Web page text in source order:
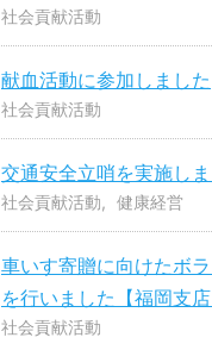
社会貢献活動
献血活動に参加しました
社会貢献活動
交通安全立哨を実施し
社会貢献活動 健康経営
車いす寄贈に向けたボ
を行いました【福岡支店
社会貢献活動